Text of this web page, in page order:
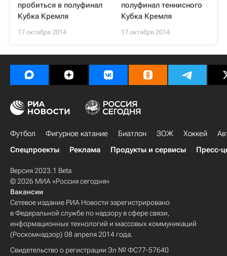
пробиться в полуфинал
Кубка Кремля
17 октября 2014
полуфинал теннисного
Кубка Кремля
17 октября 2014
Футбол Фигурное катание Биатлон ЗОЖ Хоккей
Спецпроекты
Реклама Продукты и сервисы Пресс-
Версия 2023.1 Beta
© 2026 МИА «Россия сегодня»
Вакансии
Сетевое издание РИА Новости зарегистрировано
в Федеральной службе по надзору в сфере связи,
информационных технологий и массовых коммуникаций
(Роскомнадзор) 08 апреля 2014 года.
Свидетельство о регистрации Эл № ФС77-57640